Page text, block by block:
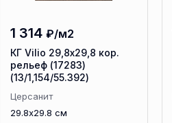
1 314 ₽/м2
КГ Vilio 29,8x29,8 кор.
рельеф (17283)
(13/1,154/55.392)
Церсанит
29.8x29.8 см